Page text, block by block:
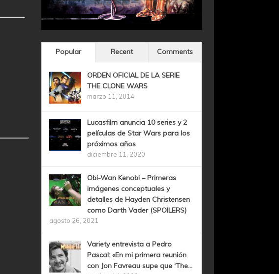
Popular Recent Comments
ORDEN OFICIAL DE LA SERIE
THE CLONE WARS
marzo 11, 2014
Lucasfilm anuncia 10 series y 2
películas de Star Wars para los
próximos años
diciembre 11, 2020
Obi-Wan Kenobi – Primeras
imágenes conceptuales y
detalles de Hayden Christensen
como Darth Vader (SPOILERS)
agosto 26, 2021
Variety entrevista a Pedro
Pascal: «En mi primera reunión
con Jon Favreau supe que ‘The...